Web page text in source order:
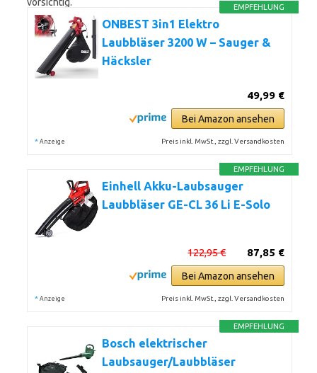
EMPFEHLUNG
ONBEST 3in1 Elektro
Laubbläser 3200 W – Sauger &
Häcksler
49,99 €
Bei Amazon ansehen
* Anzeige Preis inkl. MwSt., zzgl. Versandkosten
EMPFEHLUNG
Einhell Akku-Laubsauger
Laubbläser GE-CL 36 Li E-Solo
87,85 €
122,95 €
Bei Amazon ansehen
* Anzeige Preis inkl. MwSt., zzgl. Versandkosten
EMPFEHLUNG
Bosch elektrischer
Laubsauger/Laubbläser